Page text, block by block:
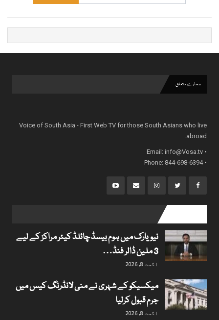
ہمارے متعلق
Voice of South Asia - First Web TV for those South Asians who live
abroad.
• Email:
info@Vosa.tv
• Phone: 844-698-6394
نیویارک میں ہوم بیسڈ چائلڈ کیئر مراکز کے لیے
3 ملین ڈالر فنڈ…
اگست 8, 2026
میکسیکو کے شہری نے منی لانڈرنگ کیس میں
جرم قبول کرلیا
اگست 8, 2026